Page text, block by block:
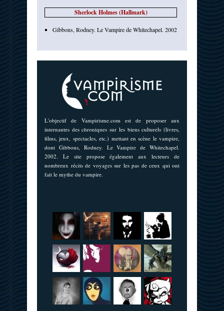
Sherlock Holmes (Hallmark)
Gibbons, Rodney. Le Vampire de Whitechapel. 2002
L'objectif de Vampirisme.com est de proposer aux
internautes des chroniques sur les biens culturels (livres,
films, jeux, spectacles, etc.) mettant en scène le vampire,
dont Gibbons, Rodney. Le Vampire de Whitechapel.
2002. Le site propose également aux lecteurs de
nombreux récits de voyages sur les pas de ceux qui ont
fait le mythe du vampire.